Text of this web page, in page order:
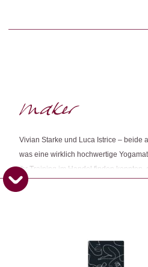
Dieses Produkt weiterempfehlen:
Vivian Starke und Luca Istrice – beide
was eine wirklich hochwertige
ihr Training im Handel finden konnten,
Beiden, das Label Luviyo zu gründen